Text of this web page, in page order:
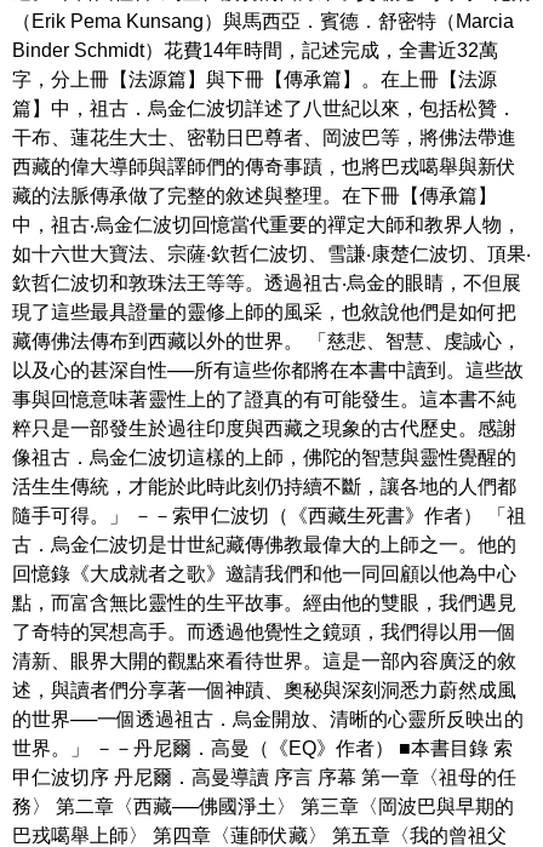
（Erik Pema Kunsang）與馬西亞．賓德．舒密特（Marcia
Binder Schmidt）花費14年時間，記述完成，全書近32萬
字，分上冊【法源篇】與下冊【傳承篇】。在上冊【法源
篇】中，祖古．烏金仁波切詳述了八世紀以來，包括松贊．
干布、蓮花生大士、密勒日巴尊者、岡波巴等，將佛法帶進
西藏的偉大導師與譯師們的傳奇事蹟，也將巴戎噶舉與新伏
藏的法脈傳承做了完整的敘述與整理。在下冊【傳承篇】
中，祖古‧烏金仁波切回憶當代重要的禪定大師和教界人物，
如十六世大寶法、宗薩‧欽哲仁波切、雪謙‧康楚仁波切、頂果‧
欽哲仁波切和敦珠法王等等。透過祖古‧烏金的眼睛，不但展
現了這些最具證量的靈修上師的風采，也敘說他們是如何把
藏傳佛法傳布到西藏以外的世界。 「慈悲、智慧、虔誠心，
以及心的甚深自性──所有這些你都將在本書中讀到。這些故
事與回憶意味著靈性上的了證真的有可能發生。這本書不純
粹只是一部發生於過往印度與西藏之現象的古代歷史。感謝
像祖古．烏金仁波切這樣的上師，佛陀的智慧與靈性覺醒的
活生生傳統，才能於此時此刻仍持續不斷，讓各地的人們都
隨手可得。」 －－索甲仁波切（《西藏生死書》作者） 「祖
古．烏金仁波切是廿世紀藏傳佛教最偉大的上師之一。他的
回憶錄《大成就者之歌》邀請我們和他一同回顧以他為中心
點，而富含無比靈性的生平故事。經由他的雙眼，我們遇見
了奇特的冥想高手。而透過他覺性之鏡頭，我們得以用一個
清新、眼界大開的觀點來看待世界。這是一部內容廣泛的敘
述，與讀者們分享著一個神蹟、奧秘與深刻洞悉力蔚然成風
的世界──一個透過祖古．烏金開放、清晰的心靈所反映出的
世界。」 －－丹尼爾．高曼（《EQ》作者） ■本書目錄 索
甲仁波切序 丹尼爾．高曼導讀 序言 序幕 第一章〈祖母的任
務〉 第二章〈西藏──佛國淨土〉 第三章〈岡波巴與早期的
巴戎噶舉上師〉 第四章〈蓮師伏藏〉 第五章〈我的曾祖父